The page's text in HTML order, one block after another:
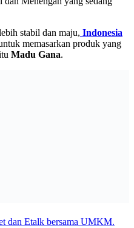
stabil dan maju, Indonesia
memasarkan produk yang
Madu Gana.
dan Etalk bersama UMKM.